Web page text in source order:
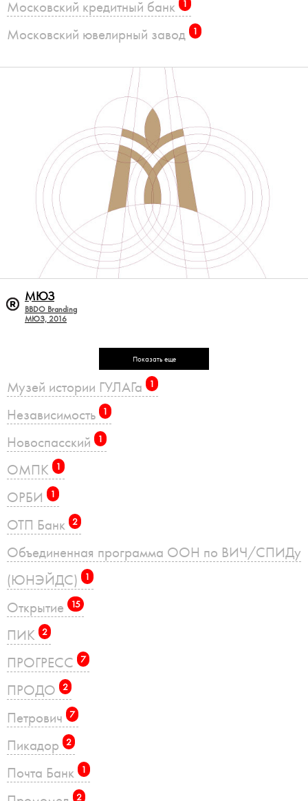
Московский кредитный банк 1
Московский ювелирный завод 1
МЮЗ
BBDO Branding
МЮЗ, 2016
Показать еще
Музей истории ГУЛАГа 1
Независимость 1
Новоспасский 1
ОМПК 1
ОРБИ 1
ОТП Банк 2
Объединенная программа ООН по ВИЧ/СПИДу
(ЮНЭЙДС)
1
Открытие 15
ПИК 2
ПРОГРЕСС 7
ПРОДО 2
Петрович 7
Пикадор 2
Почта Банк 1
2